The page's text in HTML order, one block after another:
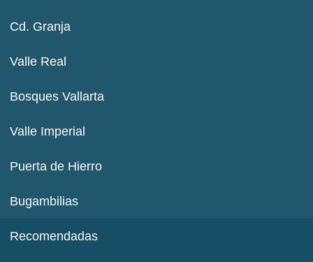
Cd. Granja
Valle Real
Bosques Vallarta
Valle Imperial
Puerta de Hierro
Bugambilias
Recomendadas